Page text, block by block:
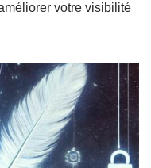
votre visibilité